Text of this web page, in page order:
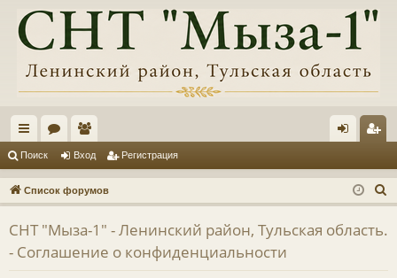
с
ы
лк
и
ум
ы
ол
ьз
ов
ат
ел
д ис
тр
ац
Поиск Вход Регистрация
Список форумов
о
СНТ "Мыза-1" - Ленинский район, Тульская область.
- Соглашение о конфиденциальности